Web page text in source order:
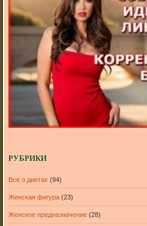
РУБРИКИ
Все о диетах (94)
Женская фигура(23)
Женское предназначение(28)